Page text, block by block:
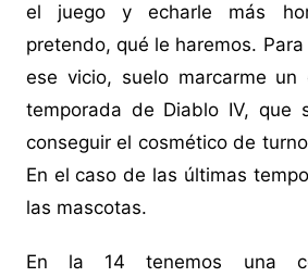
el juego y echarle más
pretendo, qué le haremos.
ese vicio, suelo marcarme un
temporada de Diablo IV, que
conseguir el cosmético de
En el caso de las últimas
las mascotas.
En la 14 tenemos una